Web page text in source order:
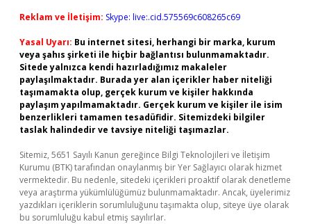
Reklam ve İletişim: Skype: live:.cid.575569c608265c69
Yasal Uyarı: Bu internet sitesi, herhangi bir marka, kurum
veya şahıs şirketi ile hiçbir bağlantısı bulunmamaktadır.
Sitede yalnızca kendi hazırladığımız makaleler
paylaşılmaktadır. Burada yer alan içerikler haber niteliği
taşımamakta olup, gerçek kurum ve kişiler hakkında
paylaşım yapılmamaktadır. Gerçek kurum ve kişiler ile isim
benzerlikleri tamamen tesadüfidir. Sitemizdeki bilgiler
taslak halindedir ve tavsiye niteliği taşımazlar.
Sitemiz, 5651 Sayılı Kanun gereğince Bilgi Teknolojileri ve İletişim
Kurumu (BTK) tarafından onaylanmış bir Yer Sağlayıcı olarak hizmet
vermektedir. Bu nedenle, sitedeki içerikleri proaktif olarak denetleme
veya araştırma yükümlülüğümüz bulunmamaktadır. Ancak, üyelerimiz
yazdıkları içeriklerin sorumluluğunu taşımakta olup, siteye üye olarak
bu sorumluluğu kabul etmiş sayılırlar.